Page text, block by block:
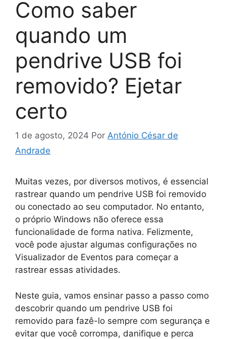
Como saber
quando um
pendrive USB foi
removido? Ejetar
certo
1 de agosto, 2024 Por António César de
Andrade
Muitas vezes, por diversos motivos, é essencial
rastrear quando um pendrive USB foi removido
ou conectado ao seu computador. No entanto,
o próprio Windows não oferece essa
funcionalidade de forma nativa. Felizmente,
você pode ajustar algumas configurações no
Visualizador de Eventos para começar a
rastrear essas atividades.
Neste guia, vamos ensinar passo a passo como
descobrir quando um pendrive USB foi
removido para fazê-lo sempre com segurança e
evitar que você corrompa, danifique e perca